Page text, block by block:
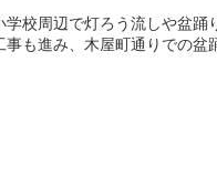
校周辺で灯ろう流しや盆踊
も進み、木屋町通りでの盆